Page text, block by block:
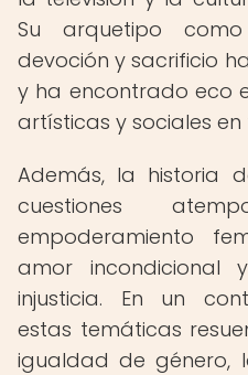
Su arquetipo
devoción y sacrificio
y ha encontrado eco
artísticas y sociales
Además, la historia
cuestiones
empoderamiento
amor
injusticia. En un
estas temáticas
igualdad de género,